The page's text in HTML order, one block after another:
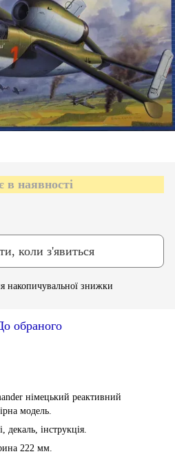
в наявності
коли з'явиться
накопичувальної знижки
обраного
німецький реактивний
модель.
декаль, інструкція.
222 мм.